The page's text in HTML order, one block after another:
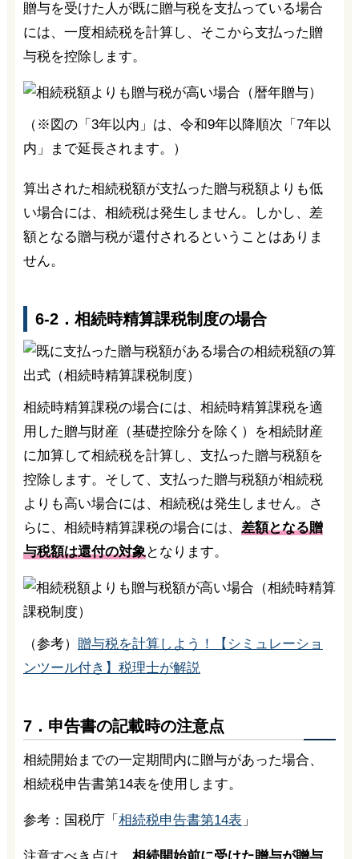
贈与を受けた人が既に贈与税を支払っている場合
には、一度相続税を計算し、そこから支払った贈
与税を控除します。
（※図の「3年以内」は、令和9年以降順次「7年以
内」まで延長されます。）
算出された相続税額が支払った贈与税額よりも低
い場合には、相続税は発生しません。しかし、差
額となる贈与税が還付されるということはありま
せん。
6-2．相続時精算課税制度の場合
相続時精算課税の場合には、相続時精算課税を適
用した贈与財産（基礎控除分を除く）を相続財産
に加算して相続税を計算し、支払った贈与税額を
控除します。そして、支払った贈与税額が相続税
よりも高い場合には、相続税は発生しません。さ
らに、相続時精算課税の場合には、 差額となる贈
与税額は還付の対象となります。
（参考） 贈与税を計算しよう！【シミュレーショ
ンツール付き】税理士が解説
7．申告書の記載時の注意点
相続開始までの一定期間内に贈与があった場合、
相続税申告書第14表を使用します。
参考：国税庁「 相続税申告書第14表 」